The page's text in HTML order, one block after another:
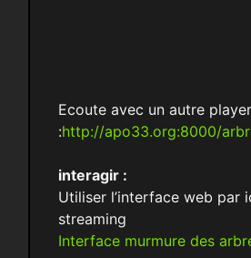
Ecoute avec un autre player
:http://apo33.org:8000/
interagir :
Utiliser l’interface web par
streaming
Interface murmure des